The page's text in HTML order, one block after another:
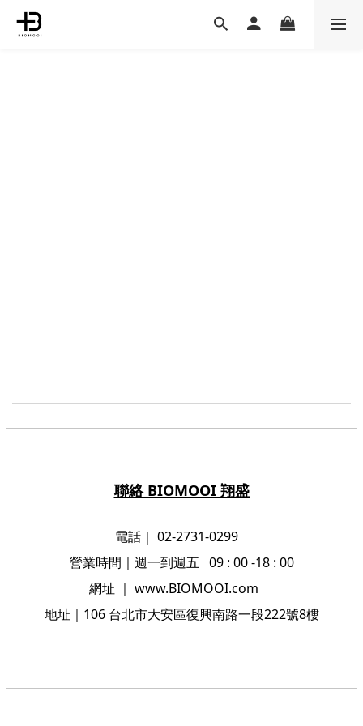
聯絡 BIOMOOI 翔盛
電話｜ 02-2731-0299
營業時間 ｜ 週一到週五 09 : 00 -18 : 00
網址 ｜ www.BIOMOOI.com
地址 ｜106 台北市大安區復興南路一段222號8樓